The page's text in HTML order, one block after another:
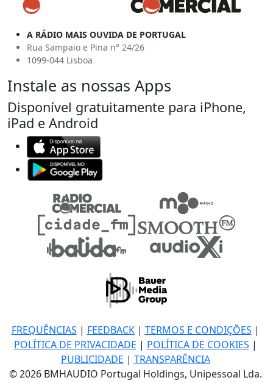
A RÁDIO MAIS OUVIDA DE PORTUGAL
Rua Sampaio e Pina n° 24/26
1099-044 Lisboa
Instale as nossas Apps
Disponível gratuitamente para iPhone,
iPad e Android
FREQUÊNCIAS | FEEDBACK| TERMOS E CONDIÇÕES |
POLÍTICA DE PRIVACIDADE | POLÍTICA DE COOKIES |
PUBLICIDADE | TRANSPARÊNCIA
© 2026 BMHAUDIO Portugal Holdings, Unipessoal Lda.